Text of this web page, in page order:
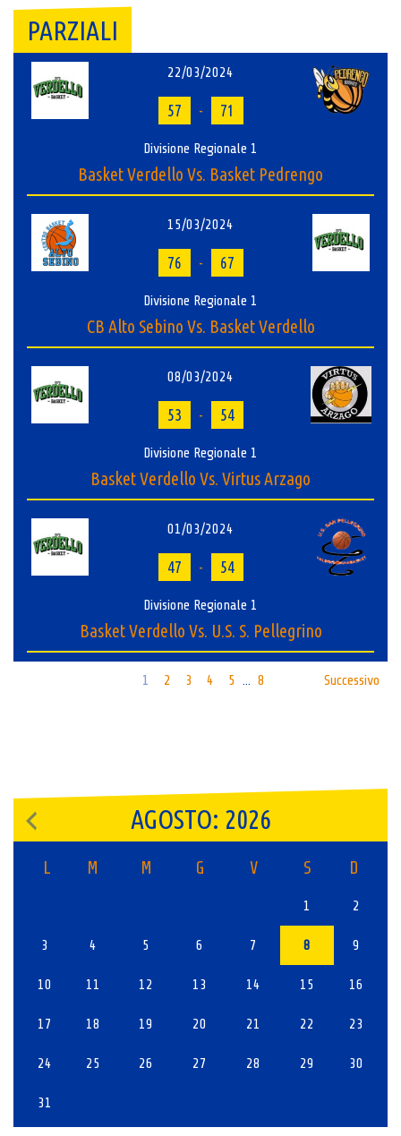
PARZIALI
22/03/2024
57 - 71
Divisione Regionale 1
Basket Verdello Vs. Basket Pedrengo
15/03/2024
76 - 67
Divisione Regionale 1
CB Alto Sebino Vs. Basket Verdello
08/03/2024
53 - 54
Divisione Regionale 1
Basket Verdello Vs. Virtus Arzago
01/03/2024
47 - 54
Divisione Regionale 1
Basket Verdello Vs. U.S. S. Pellegrino
1 2 3 4 5 8 Successivo
AGOSTO: 2026
L M M G V S D
1 2
3 4 5 6 7 8 9
10 11 12 13 14 15 16
17 18 19 20 21 22 23
24 25 26 27 28 29 30
31